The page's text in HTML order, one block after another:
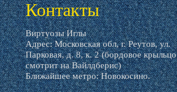
Контакты
Виртуозы Иглы
Адрес: Московская обл, г. Реутов, ул.
Парковая, д. 8, к. 2 (бордовое крыльцо
смотрит на Вайлдберис)
Ближайшее метро: Новокосино.